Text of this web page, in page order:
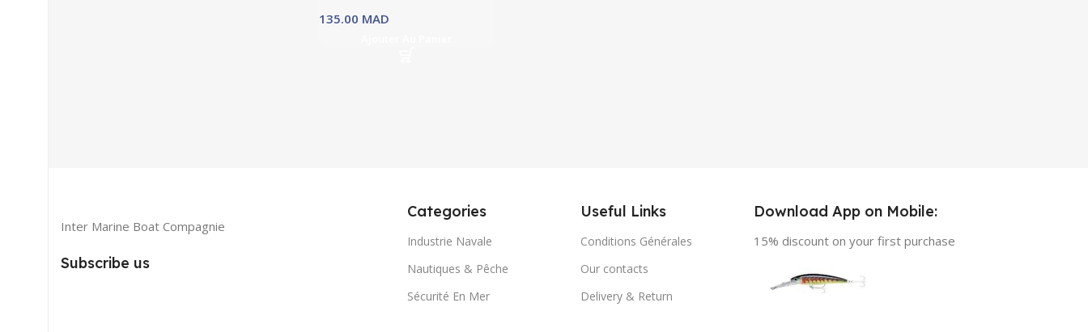
MAD
Inter Marine Boat Compagnie
Subscribe us
Categories
Industrie Navale
Nautiques & Pêche
Sécurité En Mer
Useful Links
Conditions Générales
Our contacts
Delivery & Return
Download App on Mobile:
15% discount on your first purchase